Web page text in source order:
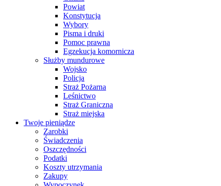
Powiat
Konstytucja
Wybory
Pisma i druki
Pomoc prawna
Egzekucja komornicza
Służby mundurowe
Wojsko
Policja
Straż Pożarna
Leśnictwo
Straż Graniczna
Straż miejska
Twoje pieniądze
Zarobki
Świadczenia
Oszczędności
Podatki
Koszty utrzymania
Zakupy